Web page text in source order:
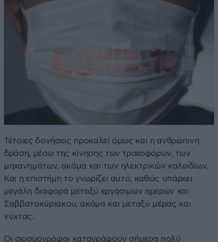
Τέτοιες δονήσεις προκαλεί όμως και η ανθρώπινη
δράση, μέσω της κίνησης των τροχοφόρων, των
μηχανημάτων, ακόμα και των ηλεκτρικών καλωδίων.
Και η επιστήμη το γνωρίζει αυτό, καθώς υπάρχει
μεγάλη διαφορά μεταξύ εργάσιμων ημερών και
Σαββατοκύριακου, ακόμα και μεταξύ μέρας και
νύχτας.
Οι σεισμογράφοι καταγράφουν σήμερα πολύ